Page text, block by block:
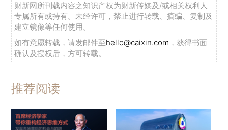
财新网所刊载内容之知识产权为财新传媒及/或相关权利人
专属所有或持有。未经许可，禁止进行转载、摘编、复制及
建立镜像等任何使用。
如有意愿转载，请发邮件至hello@caixin.com ，获得书面
确认及授权后，方可转载。
推荐阅读